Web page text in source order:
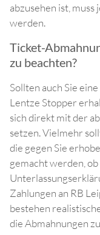
abzusehen ist,
werden.
Ticket-
zu beachten?
Sollten auch Sie
Lentze Stopper
sich direkt mit der
setzen. Vielmehr
die gegen Sie
gemacht werden,
Zahlungen an RB
bestehen
die Abmahnungen